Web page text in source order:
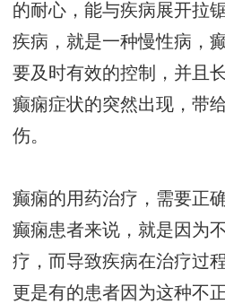
的耐心，能与疾病展开拉
疾病，就是一种慢性病，
要及时有效的控制，并且
癫痫症状的突然出现，带
伤。
癫痫的用药治疗，需要正
癫痫患者来说，就是因为
疗，而导致疾病在治疗过
更是有的患者因为这种不